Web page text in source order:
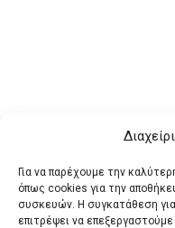
Για να παρέχουμε την
όπως cookies για την
συσκευών. Η συγκατάθεση
επιτρέψει να